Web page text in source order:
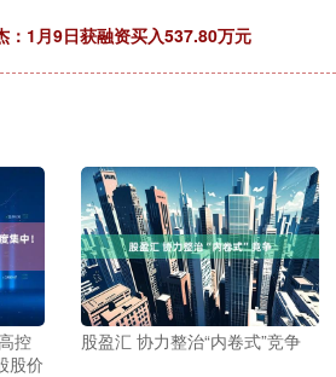
：1月9日获融资买入537.80万元
控
股价
股盈汇 协力整治“内卷式”竞争